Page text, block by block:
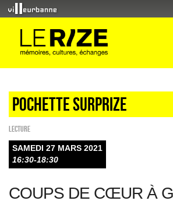
Pochette surpRize
Lecture
SAMEDI 27 MARS 2021
16:30-18:30
COUPS DE CŒUR À